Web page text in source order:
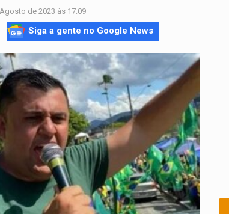
de 2023 às 17:09
Siga a gente no Google News